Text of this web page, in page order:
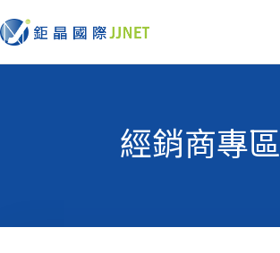
經銷商專區